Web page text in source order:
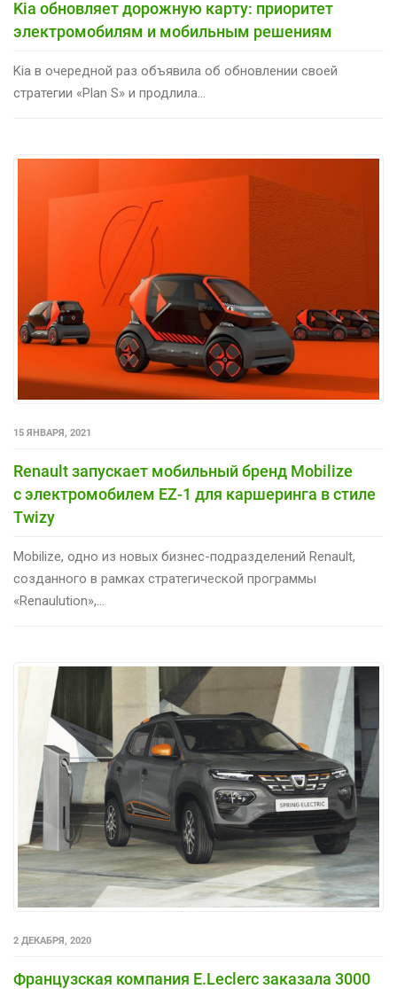
Kia обновляет дорожную карту: приоритет
электромобилям и мобильным решениям
Kia в очередной раз объявила об обновлении своей
стратегии «Plan S» и продлила...
15 ЯНВАРЯ, 2021
Renault запускает мобильный бренд Mobilize
с электромобилем EZ-1 для каршеринга в стиле
Twizy
Mobilize, одно из новых бизнес-подразделений Renault,
созданного в рамках стратегической программы
«Renaulution»,...
2 ДЕКАБРЯ, 2020
Французская компания E.Leclerc заказала 3000